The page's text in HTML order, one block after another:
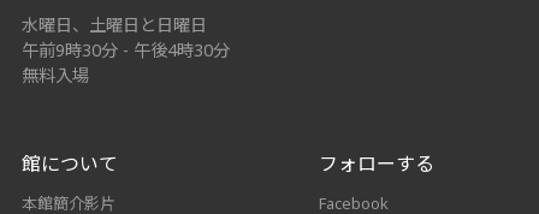
水曜日、土曜日と日曜日
午前9時30分 - 午後4時30分
無料入場
館について
本館簡介影片
フォローする
Facebook